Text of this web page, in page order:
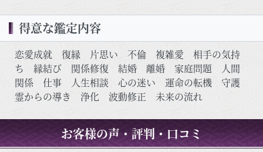
得意な鑑定内容
恋愛成就 復縁 片思い 不倫 複雑愛 相手の気持
ち 縁結び 関係修復 結婚 離婚 家庭問題 人間
関係 仕事 人生相談 心の迷い 運命の転機 守護
霊からの導き 浄化 波動修正 未来の流れ
お客様の声・評判・口コミ